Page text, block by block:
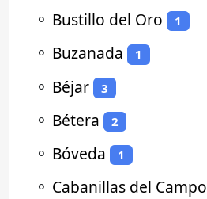
⚬ Bustillo del Oro 1
⚬ Buzanada 1
⚬ Béjar 3
⚬ Bétera 2
⚬ Bóveda 1
⚬ Cabanillas del Campo